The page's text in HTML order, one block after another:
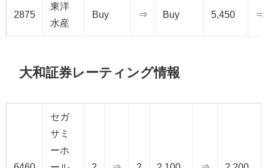
2875
東洋
水産
Buy ⇒ Buy 5,450 ⇒
大和証券レーティング情報
セガ
サミ
ーホ